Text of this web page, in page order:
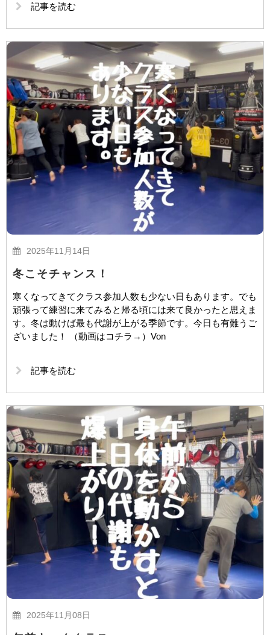
記事を読む
2025年11月14日
冬こそチャンス！
寒くなってきてクラス参加人数も少ない日もあります。でも
頑張って練習に来てみると帰る頃には来て良かったと思えま
す。冬は動けば最も代謝が上がる季節です。今日も有難うご
ざいました！ （動画はコチラ→）Von
記事を読む
2025年11月08日